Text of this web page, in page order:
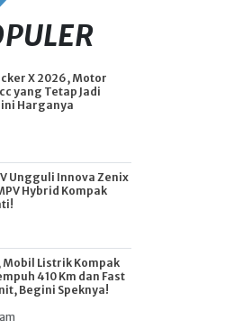
X 2026, Motor
yang Tetap Jadi
Harganya
Ungguli Innova Zenix
Hybrid Kompak
Mobil Listrik Kompak
410 Km dan Fast
Begini Speknya!